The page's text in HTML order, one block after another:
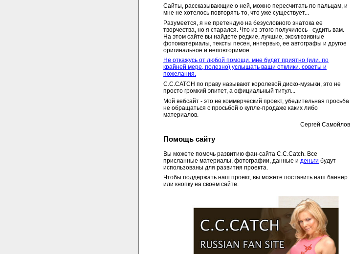
Сайты, рассказывающие о ней, можно пересчитать по пальцам, и
мне не хотелось повторять то, что уже существует...
Разумеется, я не претендую на безусловного знатока ее
творчества, но я старался. Что из этого получилось - судить вам.
На этом сайте вы найдете редкие, лучшие, эксклюзивные
фотоматериалы, тексты песен, интервью, ее автографы и другое
оригинальное и неповторимое.
Не откажусь от любой помощи, мне будет приятно (или, по
крайней мере, полезно) услышать ваши отклики, советы и
пожелания.
C.C.CATCH по праву называют королевой диско-музыки, это не
просто громкий эпитет, а официальный титул...
Мой вебсайт - это не коммерческий проект, убедительная просьба
не обращаться с просьбой о купле-продаже каких либо
материалов.
Сергей Самойлов
Помощь сайту
Вы можете помочь развитию фан-сайта C.C.Catch. Все
присланные материалы, фотографии, данные и деньги будут
использованы для развития проекта.
Чтобы поддержать наш проект, вы можете поставить наш баннер
или кнопку на своем сайте.